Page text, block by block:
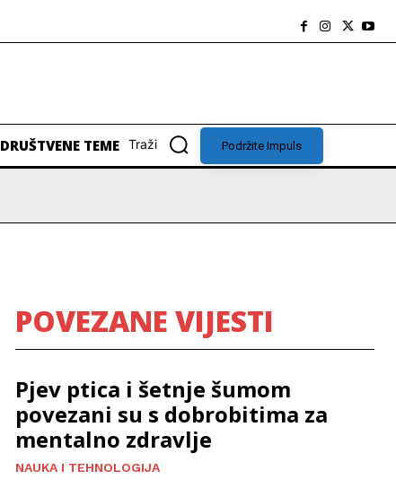
DRUŠTVENE TEME Traži Podržite Impuls
POVEZANE VIJESTI
Pjev ptica i šetnje šumom
povezani su s dobrobitima za
mentalno zdravlje
NAUKA I TEHNOLOGIJA